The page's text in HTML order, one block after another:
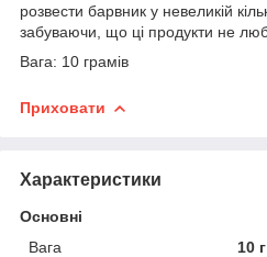
розвести барвник у невеликій
забуваючи, що ці продукти не
Вага: 10 грамів
Приховати
Характеристики
Основні
Вага
10 г